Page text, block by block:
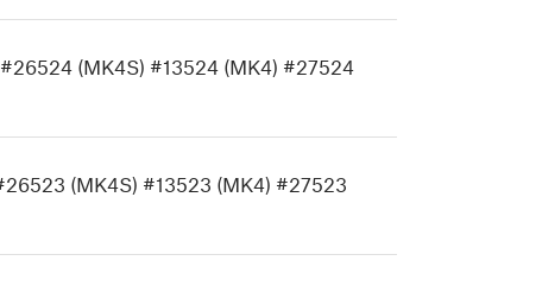
(MK4S) #13524 (MK4) #27524
(MK4S) #13523 (MK4) #27523